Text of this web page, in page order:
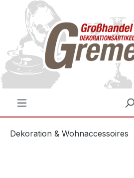
springen
Dekoration & Wohnaccessoires